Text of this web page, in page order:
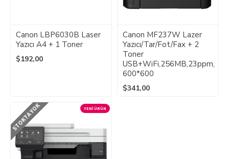
Canon LBP6030B Laser
Yazıcı A4 + 1 Toner
$192,00
Canon MF237W Lazer
Yazıcı/Tar/Fot/Fax + 2
Toner
USB+WiFi,256MB,23ppm,
600*600
$341,00
YENI ÜRÜN
STOKTA YOK